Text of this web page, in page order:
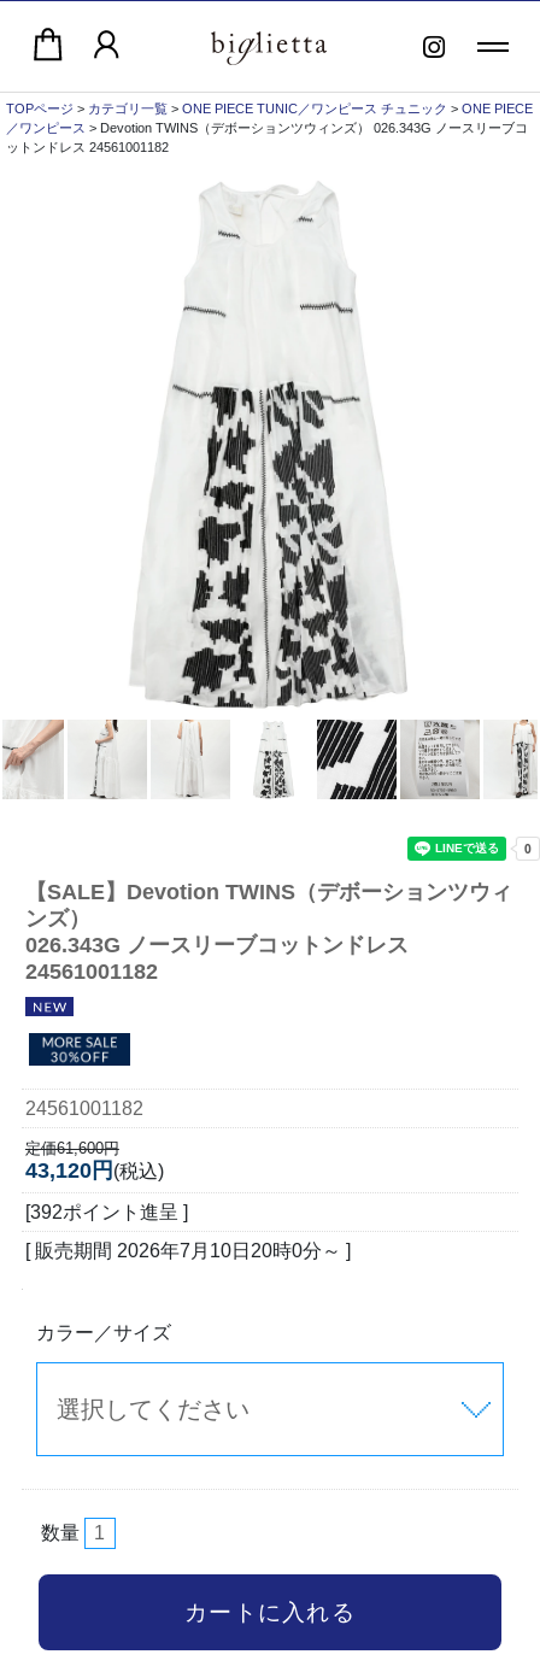
TOPページ > カテゴリ一覧 > ONE PIECE TUNIC／ワンピース チュニック > ONE PIECE
／ワンピース > Devotion TWINS（デボーションツウィンズ） 026.343G ノースリーブコ
ットンドレス 24561001182
【SALE】 Devotion TWINS（デボーションツウィ
ンズ）
026.343G ノースリーブコットンドレス
24561001182
24561001182
定価61,600円
43,120円 (税込)
[392ポイント進呈 ]
[ 販売期間 2026年7月10日20時0分 ～ ]
カラー／サイズ
数量